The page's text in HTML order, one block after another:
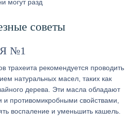
могут разд
советы
№1
трахеита рекомендуется проводить
натуральных масел, таких как
дерева. Эти масла обладают
и противомикробными свойствами,
воспаление и уменьшить кашель.